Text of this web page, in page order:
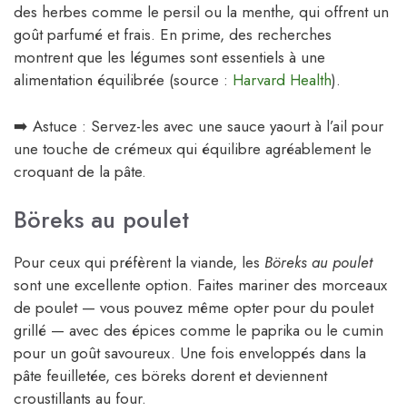
des herbes comme le persil ou la menthe, qui offrent un
goût parfumé et frais. En prime, des recherches
montrent que les légumes sont essentiels à une
alimentation équilibrée (source : Harvard Health).
➡️ Astuce : Servez-les avec une sauce yaourt à l’ail pour
une touche de crémeux qui équilibre agréablement le
croquant de la pâte.
Böreks au poulet
Pour ceux qui préfèrent la viande, les Böreks au poulet
sont une excellente option. Faites mariner des morceaux
de poulet — vous pouvez même opter pour du poulet
grillé — avec des épices comme le paprika ou le cumin
pour un goût savoureux. Une fois enveloppés dans la
pâte feuilletée, ces böreks dorent et deviennent
croustillants au four.